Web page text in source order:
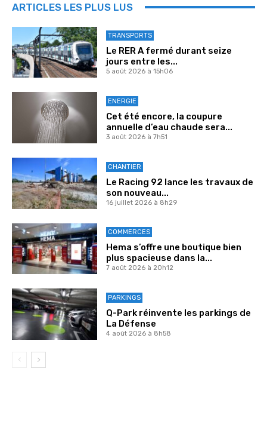
ARTICLES LES PLUS LUS
TRANSPORTS
Le RER A fermé durant seize
jours entre les...
5 août 2026 à 15h06
ENERGIE
Cet été encore, la coupure
annuelle d’eau chaude sera...
3 août 2026 à 7h51
CHANTIER
Le Racing 92 lance les travaux de
son nouveau...
16 juillet 2026 à 8h29
COMMERCES
Hema s’offre une boutique bien
plus spacieuse dans la...
7 août 2026 à 20h12
PARKINGS
Q-Park réinvente les parkings de
La Défense
4 août 2026 à 8h58